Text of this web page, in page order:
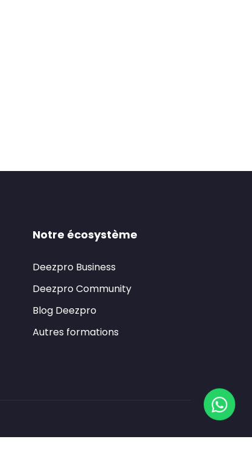
Notre écosystème
Deezpro Business
Deezpro Community
Blog Deezpro
Autres formations